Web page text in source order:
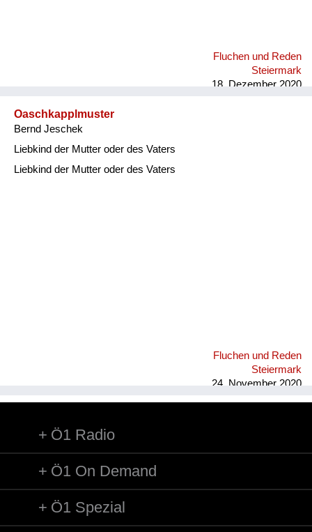
Fluchen und Reden
Steiermark
18. Dezember 2020
Oaschkapplmuster
Bernd Jeschek
Liebkind der Mutter oder des Vaters
Liebkind der Mutter oder des Vaters
Fluchen und Reden
Steiermark
24. November 2020
Ö1 Radio
Ö1 On Demand
Ö1 Spezial